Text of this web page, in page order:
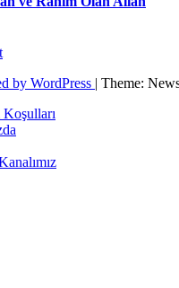
by WordPress | Theme: